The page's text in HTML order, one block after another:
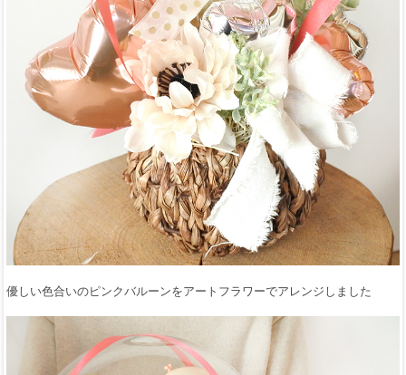
優しい色合いのピンクバルーンをアートフラワーでアレンジしました